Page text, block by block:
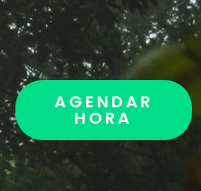
AGENDAR
HORA